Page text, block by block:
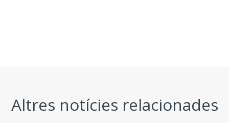
Altres notícies relacionades